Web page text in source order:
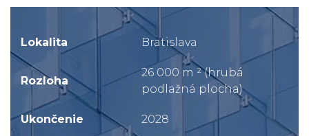
Lokalita Bratislava
Rozloha
26 000 m ² (hrubá
podlažná plocha)
Ukončenie 2028